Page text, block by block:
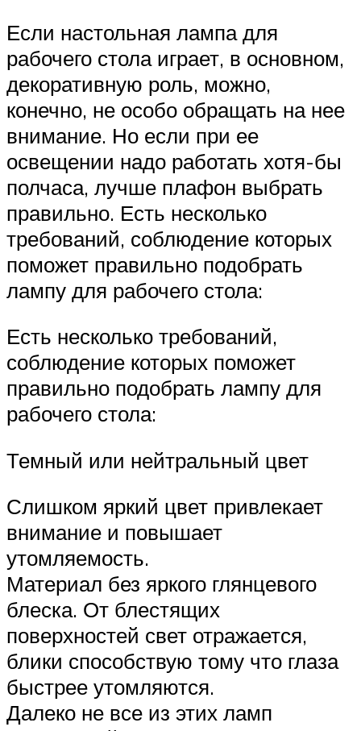
Если настольная лампа для
рабочего стола играет, в основном,
декоративную роль, можно,
конечно, не особо обращать на нее
внимание. Но если при ее
освещении надо работать хотя-бы
полчаса, лучше плафон выбрать
правильно. Есть несколько
требований, соблюдение которых
поможет правильно подобрать
лампу для рабочего стола:
Есть несколько требований,
соблюдение которых поможет
правильно подобрать лампу для
рабочего стола:
Темный или нейтральный цвет
Слишком яркий цвет привлекает
внимание и повышает
утомляемость.
Материал без яркого глянцевого
блеска. От блестящих
поверхностей свет отражается,
блики способствую тому что глаза
быстрее утомляются.
Далеко не все из этих ламп